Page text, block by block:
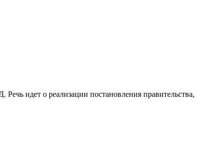
идет о реализации постановления правительства,